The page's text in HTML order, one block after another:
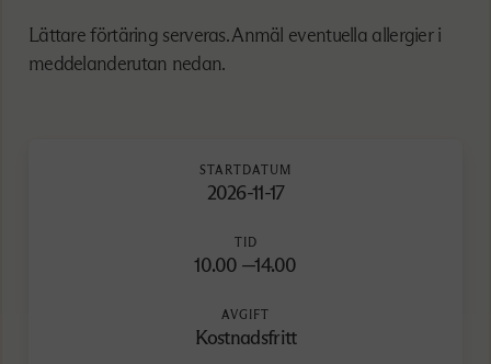
Lättare förtäring serveras. Anmäl eventuella allergier i
meddelanderutan nedan.
STARTDATUM
2026-11-17
TID
10.00 —14.00
AVGIFT
Kostnadsfritt